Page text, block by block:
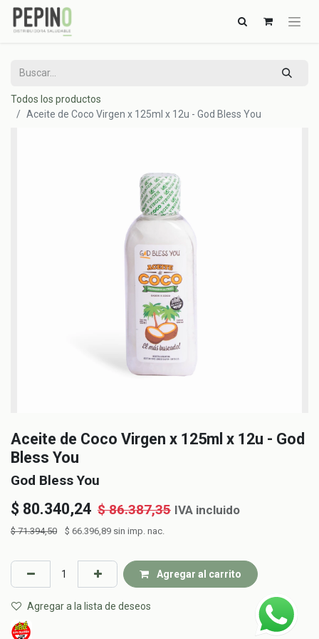
Todos los productos
Aceite de Coco Virgen x 125ml x 12u - God Bless You
Aceite de Coco Virgen x 125ml x 12u - God
Bless You
God Bless You
$ 80.340,24 $86.387,35 IVA incluido
$71.394,50 $ 66.396,89 sin imp. nac.
Agregar al carrito
Agregar a la lista de deseos